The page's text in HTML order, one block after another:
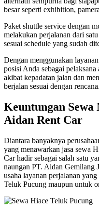
besar seperti exhibition,
Paket shuttle service dengan
melakukan perjalanan dari
sesuai schedule yang sudah
Dengan menggunakan
posisi Anda sebagai
akibat kepadatan jalan dan
berjalan sesuai dengan rencana.
Keuntungan
Aidan Rent Car
Diantara banyaknya
yang menawarkan jasa sewa
Car hadir sebagai salah satu
naungan PT. Aidan Gemilang
usaha layanan perjalanan
Teluk Pucung maupun untuk